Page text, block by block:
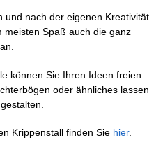
und nach der eigenen Kreativität
meisten Spaß auch die ganz
können Sie Ihren Ideen freien
oder ähnliches lassen
Krippenstall finden Sie hier.